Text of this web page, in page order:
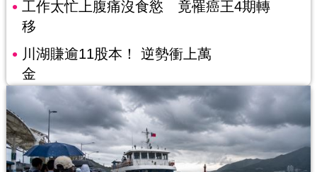
工作太忙上腹痛沒食慾 竟罹癌王4期轉
移
川湖賺逾11股本！ 逆勢衝上萬
金